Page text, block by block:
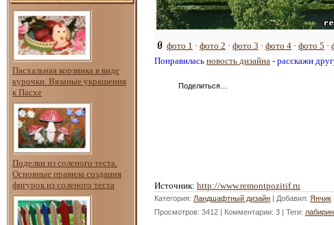
Пасхальная корзинка в виде
курочки. Вязаные украшения
к Пасхе
Поделки из соленого теста.
Основные правила создания
фигурок из соленого теста
фото 1 · фото 2 · фото 3 · фото 4 · фото 5 ·
Понравилась новость дизайна - расскажи
Поделиться…
Источник: http://www.remontpozitif.ru
Категория: Ландшафтный дизайн | Добавил: Янчик
Просмотров: 3412 | Комментарии: 3 | Теги: